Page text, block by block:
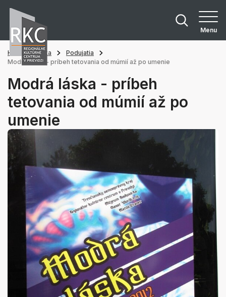
Menu
Hlavná stránka
Podujatia
Modrá láska - príbeh tetovania od múmií až po umenie
Modrá láska - príbeh
tetovania od múmií až po
umenie